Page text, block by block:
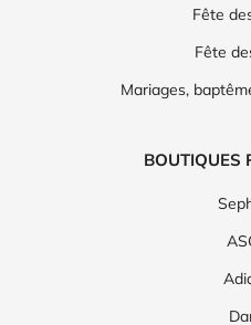
Fête
Fête
Mariages,
BOUTIQUES